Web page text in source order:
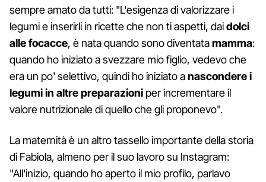
sempre amato da tutti: "L'esigenza di valorizzare i
legumi e inserirli in ricette che non ti aspetti, daidolci
alle focacce, è nata quando sono diventatamamma:
quando ho iniziato a svezzare mio figlio, vedevo che
era un po' selettivo, quindi ho iniziato anascondere i
legumi in altre preparazioni per incrementare il
valore nutrizionale di quello che gli proponevo".
La maternità è un altro tassello importante della storia
di Fabiola, almeno per il suo lavoro su Instagram:
"All'inizio, quando ho aperto il mio profilo, parlavo